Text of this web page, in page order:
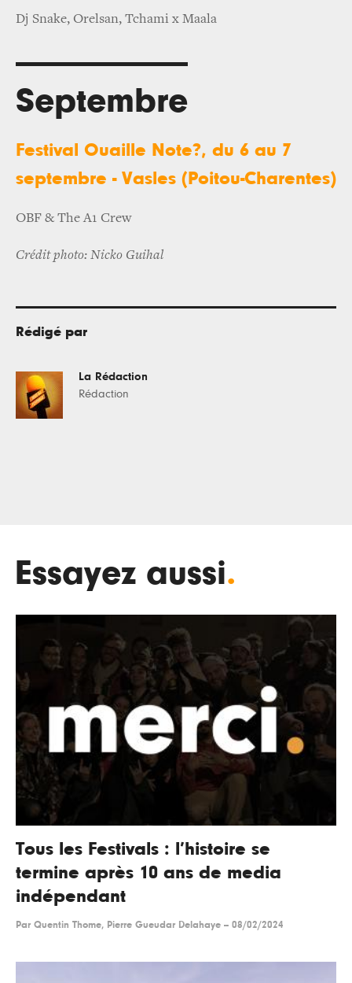
Dj Snake, Orelsan, Tchami x Maala
Septembre
Festival Ouaille Note?, du 6 au 7
septembre - Vasles (Poitou-Charentes)
OBF & The A1 Crew
Crédit photo: Nicko Guihal
Rédigé par
La Rédaction
Rédaction
Essayez aussi.
Tous les Festivals : l’histoire se
termine après 10 ans de media
indépendant
Par Quentin Thome, Pierre Gueudar Delahaye -- 08/02/2024